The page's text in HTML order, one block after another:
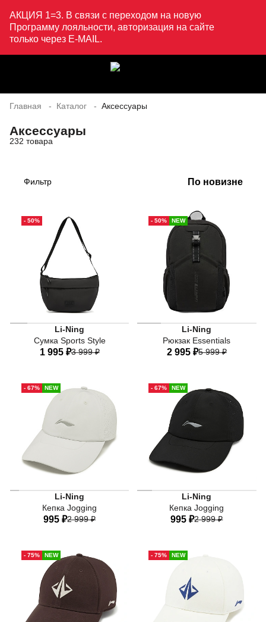
АКЦИЯ 1=3. В связи с переходом на новую
Программу лояльности, авторизация на сайте
только через E-MAIL.
Главная Каталог Аксессуары
Аксессуары
232 товара
Фильтр По новизне
- 50%
Li-Ning
Сумка Sports Style
1 995 ₽3 999 ₽
One-size
- 50% NEW
Li-Ning
Рюкзак Essentials
2 995 ₽5 999 ₽
One-size
- 67% NEW
Li-Ning
Кепка Jogging
995 ₽2 999 ₽
One-size
- 67% NEW
Li-Ning
Кепка Jogging
995 ₽2 999 ₽
One-size
- 75% NEW - 75% NEW